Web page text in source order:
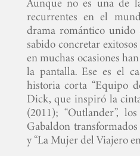
recurrentes en el
drama romántico
sabido concretar
en muchas ocasiones
la pantalla. Ese es el
historia corta “Equipo
Dick, que inspiró la
(2011); “Outlander”,
Gabaldon
y “La Mujer del Viajero